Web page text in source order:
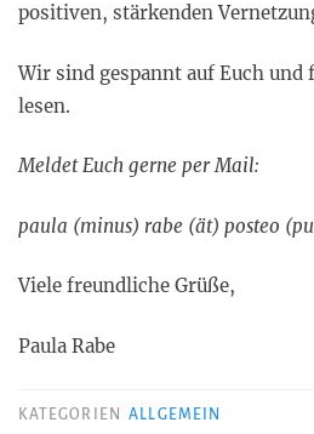
positiven, stärkenden
Wir sind gespannt auf Euch und
lesen.
Meldet Euch gerne per Mail:
paula (minus) rabe (ät) posteo
Viele freundliche Grüße,
Paula Rabe
KATEGORIEN ALLGEMEIN